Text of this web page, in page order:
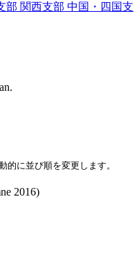
部 関西支部 中国・四国支
す。
的に並び順を変更します。
2016)